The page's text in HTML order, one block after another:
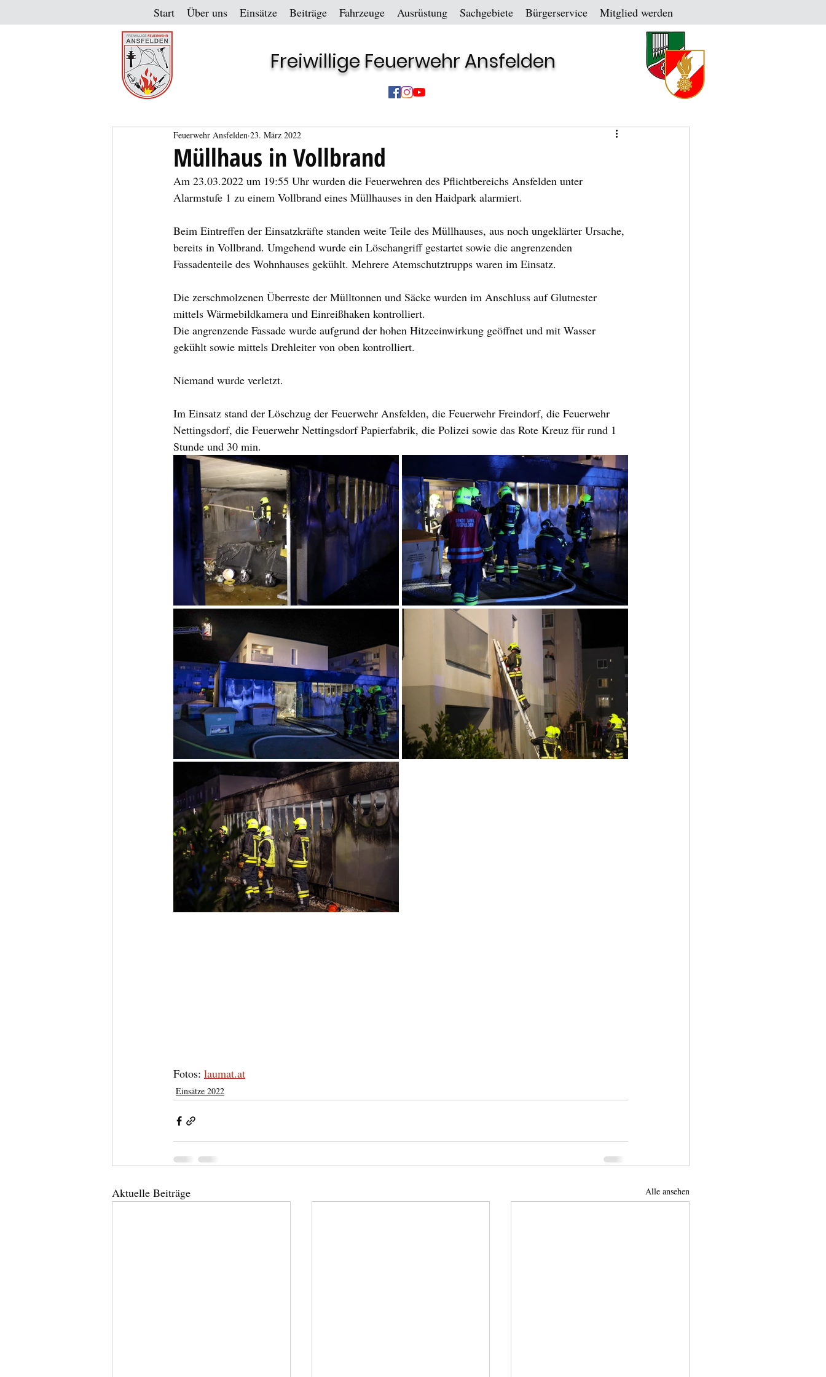
Start Über uns Einsätze Beiträge Fahrzeuge Ausrüstung Sachgebiete Bürgerservice Mitglied werden
Freiwillige Feuerwehr Ansfelden
Müllhaus in Vollbrand
Feuerwehr Ansfelden 23. März 2022
Am 23.03.2022 um 19:55 Uhr wurden die Feuerwehren des Pflichtbereichs Ansfelden unter
Alarmstufe 1 zu einem Vollbrand eines Müllhauses in den Haidpark alarmiert.
Beim Eintreffen der Einsatzkräfte standen weite Teile des Müllhauses, aus noch ungeklärter Ursache,
bereits in Vollbrand. Umgehend wurde ein Löschangriff gestartet sowie die angrenzenden
Fassadenteile des Wohnhauses gekühlt. Mehrere Atemschutztrupps waren im Einsatz.
Die zerschmolzenen Überreste der Mülltonnen und Säcke wurden im Anschluss auf Glutnester
mittels Wärmebildkamera und Einreißhaken kontrolliert.
Die angrenzende Fassade wurde aufgrund der hohen Hitzeeinwirkung geöffnet und mit Wasser
gekühlt sowie mittels Drehleiter von oben kontrolliert.
Niemand wurde verletzt.
Im Einsatz stand der Löschzug der Feuerwehr Ansfelden, die Feuerwehr Freindorf, die Feuerwehr
Nettingsdorf, die Feuerwehr Nettingsdorf Papierfabrik, die Polizei sowie das Rote Kreuz für rund 1
Stunde und 30 min.
Fotos: laumat.at
Einsätze 2022
Aktuelle Beiträge Alle ansehen